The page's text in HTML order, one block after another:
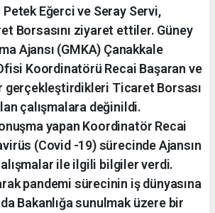
Eğerci ve Seray Servi,
Borsasını ziyaret ettiler. Güney
Ajansı (GMKA) Çanakkale
Koordinatörü Recai Başaran ve
gerçekleştirdikleri Ticaret Borsası
çalışmalara değinildi.
yapan Koordinatör Recai
(Covid -19) sürecinde Ajansın
ile ilgili bilgiler verdi.
pandemi sürecinin iş dünyasına
Bakanlığa sunulmak üzere bir